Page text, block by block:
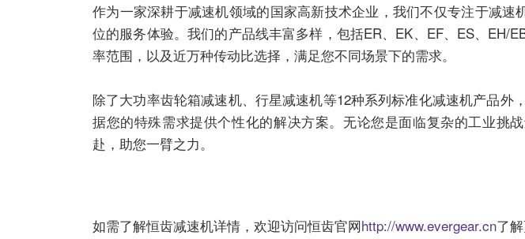
作为一家深耕于减速机领域的国家高新技术企业，我们不仅专注于减速
位的服务体验。我们的产品线丰富多样，包括ER、EK、EF、ES、EH/
率范围，以及近万种传动比选择，满足您不同场景下的需求。
除了大功率齿轮箱减速机、 行星减速机等12种系列标准化减速机产品外
据您的特殊需求提供个性化的解决方案。无论您是面临复杂的工业挑
赴，助您一臂之力。
如需了解恒齿减速机详情，欢迎访问恒齿官网http://www.evergear.cn了